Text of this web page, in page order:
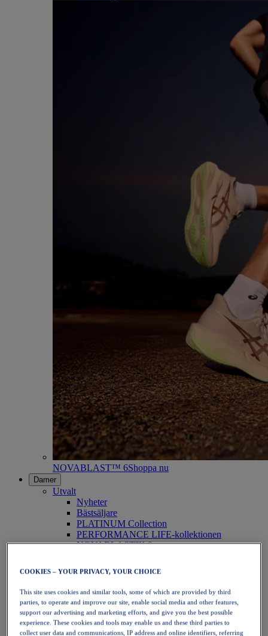
NOVABLAST™ 6Shoppa nu
Damer
Utvalt
Nyheter
Bästsäljare
PLATINUM Collection
PERFORMANCE LIFE-kollektionen
NOVABLAST™ 6
Löpning
Traillöpning
Tennis
Volleyboll
Handboll
Padel
Nätboll
COOKIES – YOUR PRIVACY, YOUR CHOICE
This site uses cookies and similar tools, some of which are provided by third
parties, to operate and improve our site, enable social media and other features,
support our advertising and marketing efforts, and give you the best possible
experience. These cookies and tools may enable us and these third parties to
collect user data and communications, IP address and online identifiers, referring